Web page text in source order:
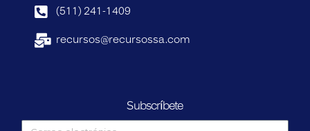
(511) 241-1409
recursos@recursossa.com
Subscríbete